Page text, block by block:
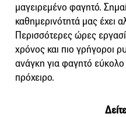
μαγειρεμένο φαγητό.
καθημερινότητά μας έχει
Περισσότερες ώρες
χρόνος και πιο γρήγοροι
ανάγκη για φαγητό
πρόχειρο.